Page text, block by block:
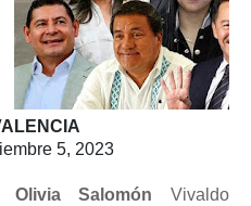
5, 2023
Olivia Salomón Vivaldo